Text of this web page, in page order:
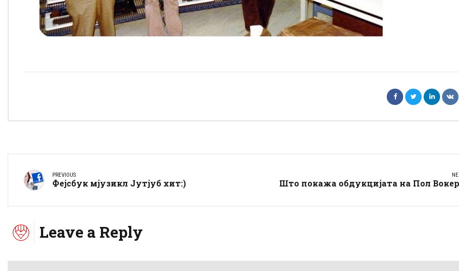
PREVIOUS
Фејсбук мјузикл Јутјуб хит:) Што покажа обдукцијата на Пол
Leave a Reply